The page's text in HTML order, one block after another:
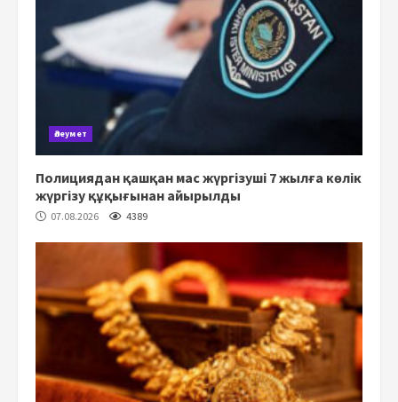
Әлеумет
Полициядан қашқан мас жүргізуші 7 жылға көлік
жүргізу құқығынан айырылды
07.08.2026 4389